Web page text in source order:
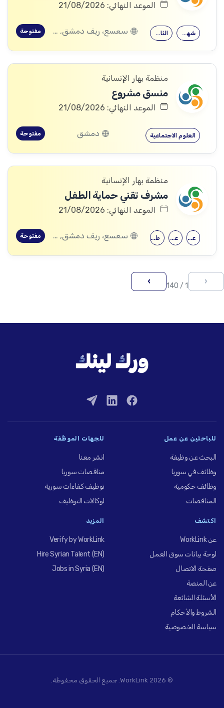
الموعد النهائي: 21/08/2026
الثانوية العامة شهادة جامعية سعسع، ريف دمشق, قدسيا، ريف دمشق, قطنا، ريف دمشق, مضايا، ريف دمشق, الديماس، ريف دمشق, سرغايا، ريف دمشق, بيت جن، ريف دمشق, عين الفيجة، ريف دمشق مفتوحة
منظمة بهار الإنسانية
منسق مشروع
الموعد النهائي: 21/08/2026
العلوم الاجتماعية دمشق مفتوحة
منظمة بهار الإنسانية
مشرف تقني حماية الطفل
الموعد النهائي: 21/08/2026
طب الأطفال علم اجتماع علم النفس سعسع، ريف دمشق, قدسيا، ريف دمشق, قطنا، ريف دمشق, مضايا، ريف دمشق, الديماس، ريف دمشق, سرغايا، ريف دمشق, بيت جن، ريف دمشق, عين الفيجة، ريف دمشق مفتوحة
‹
1 / 140
›
للباحثين عن عمل
البحث عن وظيفة
وظائف في سوريا
وظائف حكومية
المناقصات
للجهات الموظِّفة
انشر معنا
مناقصات سوريا
توظيف كفاءات سورية
لوكالات التوظيف
اكتشف
عن WorkLink
لوحة بيانات سوق العمل
صفحة الاتصال
عن المنصة
الأسئلة الشائعة
الشروط والأحكام
سياسة الخصوصية
المزيد
Verify by WorkLink
Hire Syrian Talent (EN)
Jobs in Syria (EN)
© 2026 WorkLink. جميع الحقوق محفوظة.